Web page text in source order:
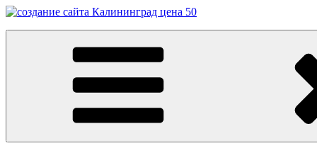
Перейти
Заказать сайт в Калининграде
Разработка сайтов в Калининграде. Создание сайтов в